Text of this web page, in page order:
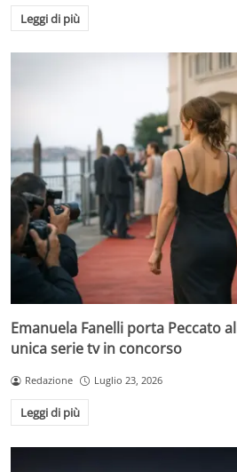
Leggi di più
Emanuela Fanelli porta Peccato
unica serie tv in concorso
Redazione Luglio 23, 2026
Leggi di più